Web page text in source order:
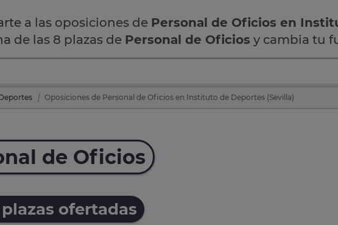
a las oposiciones de Personal de Oficios en
de las 8 plazas de Personal de Oficios y cambia tu
Oposiciones de Personal de Oficios en Instituto de Deportes (Sevilla)
de Oficios
ofertadas